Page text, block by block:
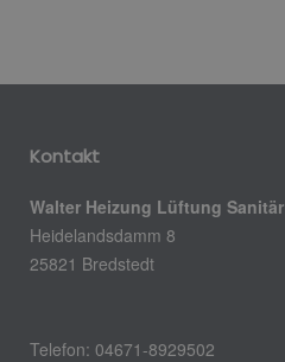
Kontakt
Walter Heizung Lüftung Sanitär
Heidelandsdamm 8
25821 Bredstedt
Telefon: 04671-8929502